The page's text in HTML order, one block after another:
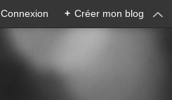
Connexion + Créer mon blog